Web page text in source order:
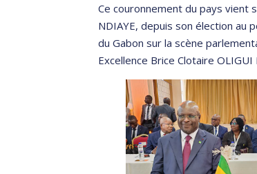
Ce couronnement du pays vient
NDIAYE, depuis son élection
du Gabon sur la scène
Excellence Brice Clotaire OLIGUI